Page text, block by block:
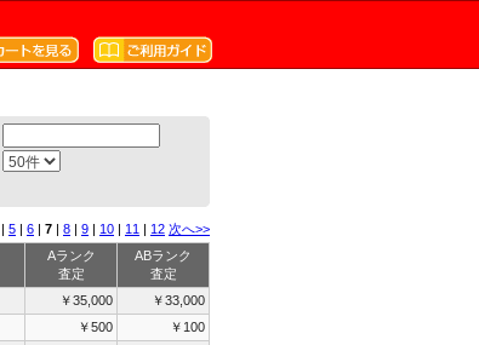
| 5 | 6 | 7 | 8 | 9 | 10 | 11 | 12 次へ>>
Aランク
査定
ABランク
査定
￥35,000
￥33,000
￥500
￥100